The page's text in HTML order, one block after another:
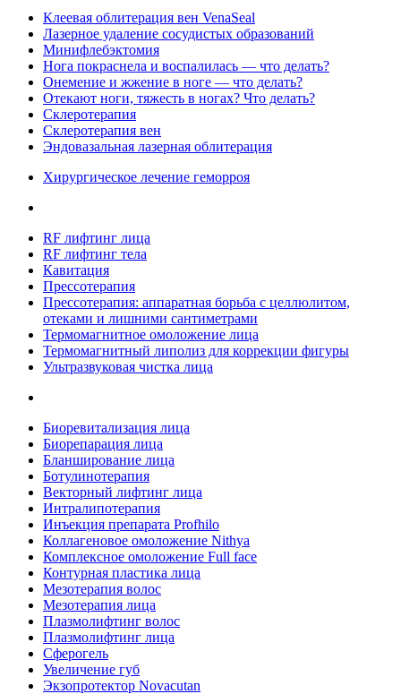
Клеевая облитерация вен VenaSeal
Лазерное удаление сосудистых образований
Минифлебэктомия
Нога покраснела и воспалилась — что делать?
Онемение и жжение в ноге — что делать?
Отекают ноги, тяжесть в ногах? Что делать?
Склеротерапия
Склеротерапия вен
Эндовазальная лазерная облитерация
Хирургическое лечение геморроя
RF лифтинг лица
RF лифтинг тела
Кавитация
Прессотерапия
Прессотерапия: аппаратная борьба с целлюлитом,
отеками и лишними сантиметрами
Термомагнитное омоложение лица
Термомагнитный липолиз для коррекции фигуры
Ультразвуковая чистка лица
Биоревитализация лица
Биорепарация лица
Бланширование лица
Ботулинотерапия
Векторный лифтинг лица
Интралипотерапия
Инъекция препарата Profhilo
Коллагеновое омоложение Nithya
Комплексное омоложение Full face
Контурная пластика лица
Мезотерапия волос
Мезотерапия лица
Плазмолифтинг волос
Плазмолифтинг лица
Сферогель
Увеличение губ
Экзопротектор Novacutan